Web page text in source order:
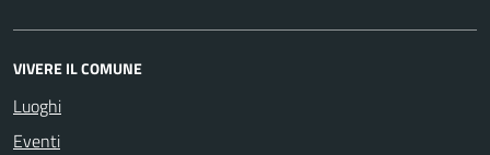
VIVERE IL COMUNE
Luoghi
Eventi